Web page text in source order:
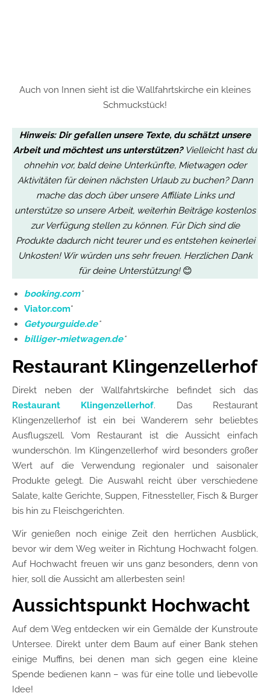
Auch von Innen sieht ist die Wallfahrtskirche ein kleines
Schmuckstück!
Hinweis: Dir gefallen unsere Texte, du schätzt unsere
Arbeit und möchtest uns unterstützen? Vielleicht hast du
ohnehin vor, bald deine Unterkünfte, Mietwagen oder
Aktivitäten für deinen nächsten Urlaub zu buchen? Dann
mache das doch über unsere Affiliate Links und
unterstütze so unsere Arbeit, weiterhin Beiträge kostenlos
zur Verfügung stellen zu können. Für Dich sind die
Produkte dadurch nicht teurer und es entstehen keinerlei
Unkosten! Wir würden uns sehr freuen. Herzlichen Dank
für deine Unterstützung! 😊
booking.com*
Viator.com*
Getyourguide.de*
billiger-mietwagen.de*
Restaurant Klingenzellerhof
Direkt neben der Wallfahrtskirche befindet sich das
Restaurant Klingenzellerhof. Das Restaurant
Klingenzellerhof ist ein bei Wanderern sehr beliebtes
Ausflugszell. Vom Restaurant ist die Aussicht einfach
wunderschön. Im Klingenzellerhof wird besonders großer
Wert auf die Verwendung regionaler und saisonaler
Produkte gelegt. Die Auswahl reicht über verschiedene
Salate, kalte Gerichte, Suppen, Fitnessteller, Fisch & Burger
bis hin zu Fleischgerichten.
Wir genießen noch einige Zeit den herrlichen Ausblick,
bevor wir dem Weg weiter in Richtung Hochwacht folgen.
Auf Hochwacht freuen wir uns ganz besonders, denn von
hier, soll die Aussicht am allerbesten sein!
Aussichtspunkt Hochwacht
Auf dem Weg entdecken wir ein Gemälde der Kunstroute
Untersee. Direkt unter dem Baum auf einer Bank stehen
einige Muffins, bei denen man sich gegen eine kleine
Spende bedienen kann – was für eine tolle und liebevolle
Idee!